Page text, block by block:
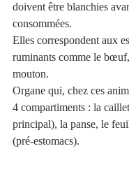
doivent être blanchies
consommées.
Elles correspondent aux
ruminants comme le
mouton.
Organe qui, chez ces
4 compartiments : la
principal), la panse, le
(pré-estomacs).